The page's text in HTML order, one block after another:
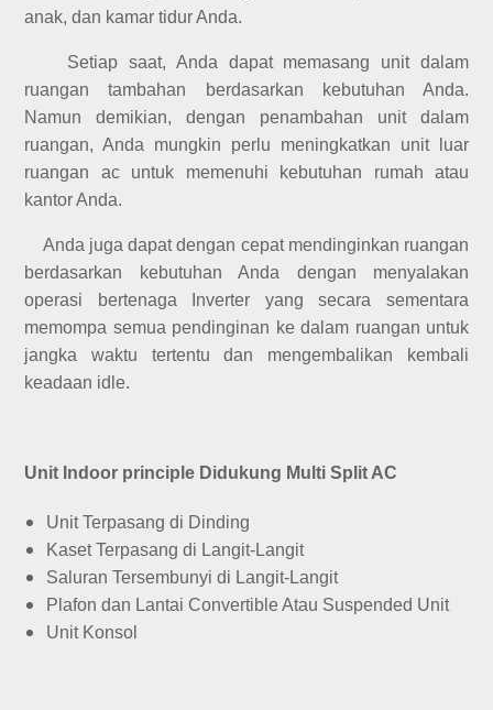
anak, dan kamar tidur Anda.
Setiap saat, Anda dapat memasang unit dalam
ruangan tambahan berdasarkan kebutuhan Anda.
Namun demikian, dengan penambahan unit dalam
ruangan, Anda mungkin perlu meningkatkan unit luar
ruangan ac untuk memenuhi kebutuhan rumah atau
kantor Anda.
Anda juga dapat dengan cepat mendinginkan ruangan
berdasarkan kebutuhan Anda dengan menyalakan
operasi bertenaga Inverter yang secara sementara
memompa semua pendinginan ke dalam ruangan untuk
jangka waktu tertentu dan mengembalikan kembali
keadaan idle.
Unit Indoor principle Didukung Multi Split AC
Unit Terpasang di Dinding
Kaset Terpasang di Langit-Langit
Saluran Tersembunyi di Langit-Langit
Plafon dan Lantai Convertible Atau Suspended Unit
Unit Konsol